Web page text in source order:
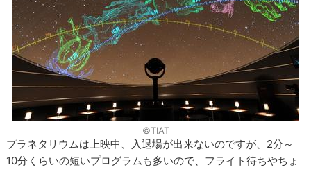
©TIAT
プラネタリウムは上映中、入退場が出来ないのですが、2分～
10分くらいの短いプログラムも多いので、フライト待ちやちょ